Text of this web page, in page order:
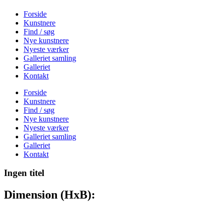
Forside
Kunstnere
Find / søg
Nye kunstnere
Nyeste værker
Galleriet samling
Galleriet
Kontakt
Forside
Kunstnere
Find / søg
Nye kunstnere
Nyeste værker
Galleriet samling
Galleriet
Kontakt
Ingen titel
Dimension (HxB):